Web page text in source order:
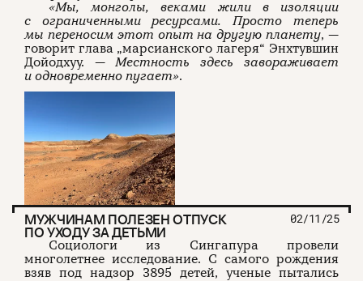
«Мы, монголы, веками жили в изоляции
с ограниченными ресурсами. Просто теперь
мы переносим этот опыт на другую планету, —
говорит глава „марсианского лагеря“ Энхтувшин
Дойодхуу. —Местность здесь завораживает
и одновременно пугает».
МУЖЧИНАМ ПОЛЕЗЕН ОТПУСК
ПО УХОДУ ЗА ДЕТЬМИ
02/11/25
Социологи из Сингапура провели
многолетнее исследование. С самого рождения
взяв под надзор 3895 детей, ученые пытались